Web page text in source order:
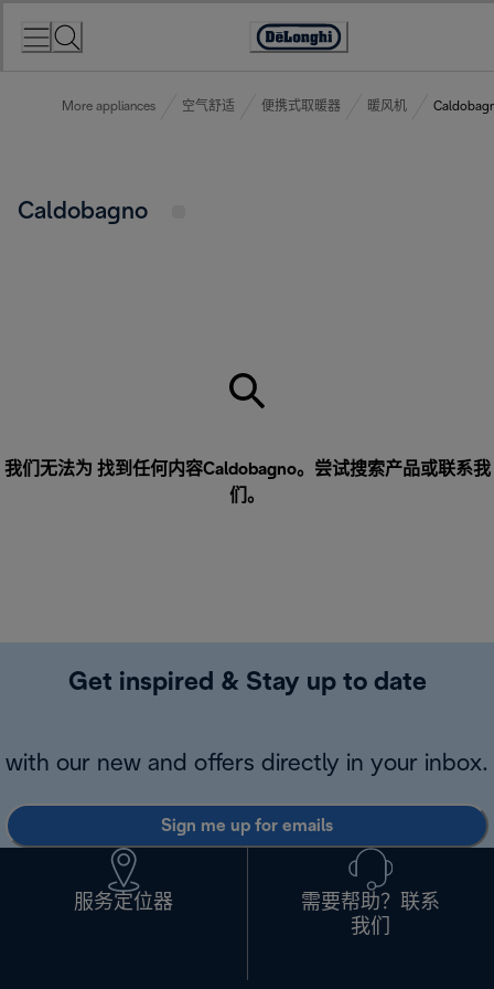
Accessibility
More appliances 空气舒适 便携式取暖器 暖风机
Caldobagno
我们无法为 找到任何内容Caldobagno。尝试搜索产品或联系我
们 。
Get inspired & Stay up to date
with our new and offers directly in your inbox.
Sign me up for emails
服务定位器
需要帮助？联系
我们